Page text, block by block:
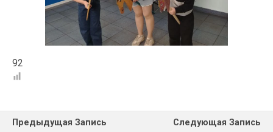
92
Предыдущая Запись
Следующая Запись